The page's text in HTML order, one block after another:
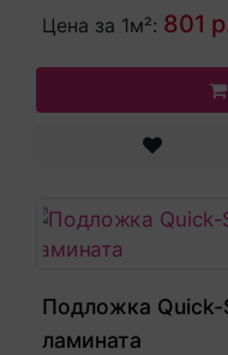
Цена за 1м²: 801
Подложка
ламината